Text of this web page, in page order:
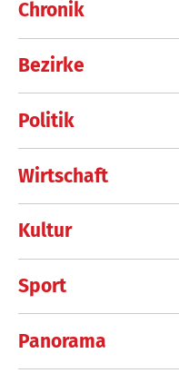
Chronik
Bezirke
Politik
Wirtschaft
Kultur
Sport
Panorama